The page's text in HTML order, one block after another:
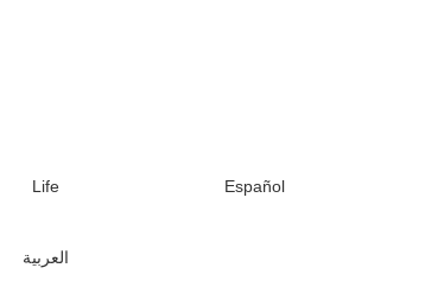
Life Español
العربية